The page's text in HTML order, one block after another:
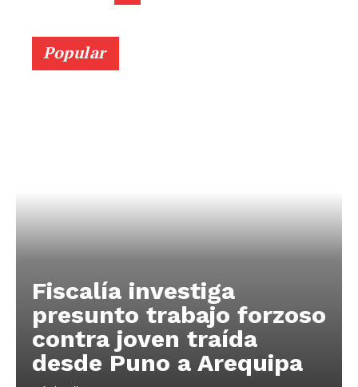
Popular
Fiscalía investiga
presunto trabajo forzoso
contra joven traída
desde Puno a Arequipa